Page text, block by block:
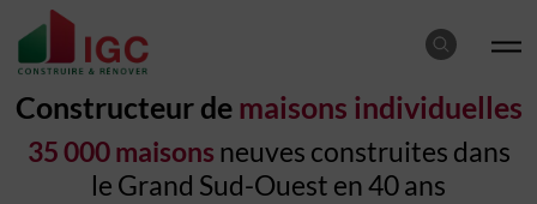
Constructeur de maisons individuelles
35 000 maisons neuves construites dans
le Grand Sud-Ouest en 40 ans